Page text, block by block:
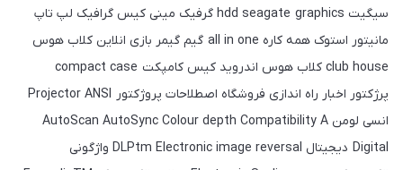
سیگیت hdd seagate graphics گرفیک مینی کیس گرافیک لپ تاپ
مانیتور استوک همه کاره all in one گیم گیمر بازی انلاین کلاب هوس
club house کلاب هوس اندروید کیس کامپکت compact case
پرژکتور اخبار راه اندازی فروشگاه اصطلاحات پروژکتور Projector ANSI
انسی لومن AutoScan AutoSync Colour depth Compatibility A
Digital دیجیتال DLPtm Electronic image reversal واژگونی